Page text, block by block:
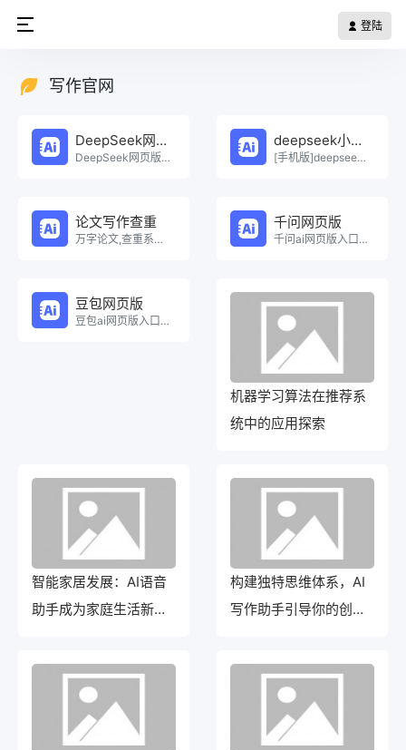
登陆
写作官网
DeepSeek网页版
DeepSeek网页版在线免费体验。
deepseek小程序
[手机版]deepseek小程序在线使用。
论文写作查重
万字论文,查重系统，Ai一键生成原创论文，权威查重系统，论文生成，论文写作，论文查重，论文致谢，论文。
千问网页版
千问ai网页版入口在线使用。
豆包网页版
豆包ai网页版入口在线使用。
机器学习算法在推荐系
统中的应用探索
智能家居发展：AI语音
助手成为家庭生活新智
构建独特思维体系，AI
写作助手引导你的创作